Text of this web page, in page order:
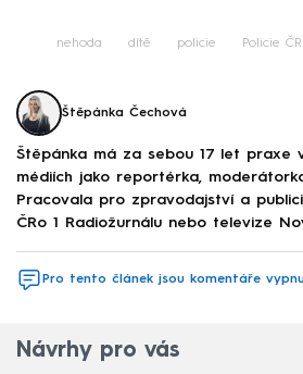
nehoda dítě policie Policie ČR
Štěpánka Čechová
Štěpánka má za sebou 17 let praxe
médiích jako reportérka,
Pracovala pro zpravodajství a
ČRo 1 Radiožurnálu nebo televize
Pro tento článek jsou komentáře
Návrhy pro vás